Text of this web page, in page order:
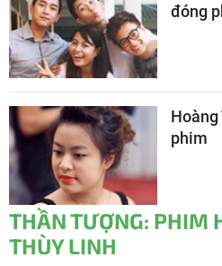
đóng
phim
THẦN TƯỢNG: PHIM
THÙY LINH